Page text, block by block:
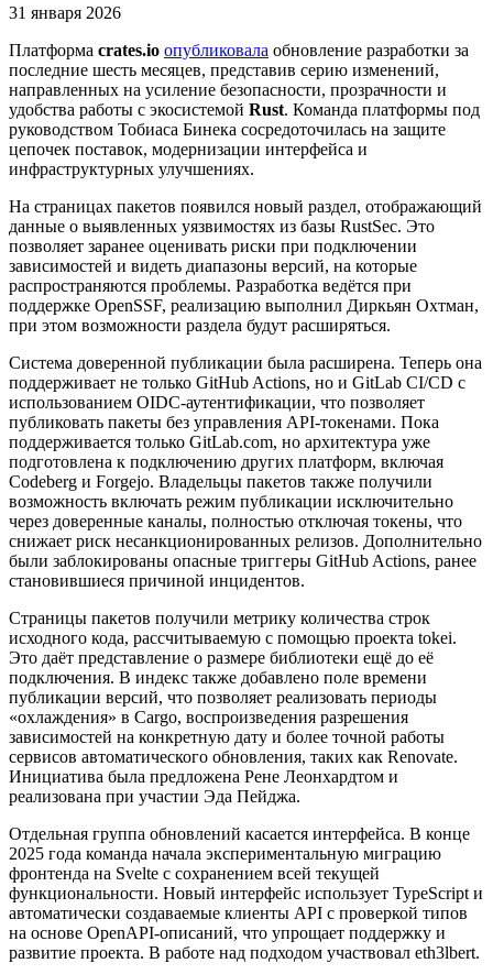
31 января 2026
Платформа crates.io опубликовала обновление разработки за
последние шесть месяцев, представив серию изменений,
направленных на усиление безопасности, прозрачности и
удобства работы с экосистемой Rust. Команда платформы под
руководством Тобиаса Бинека сосредоточилась на защите
цепочек поставок, модернизации интерфейса и
инфраструктурных улучшениях.
На страницах пакетов появился новый раздел, отображающий
данные о выявленных уязвимостях из базы RustSec. Это
позволяет заранее оценивать риски при подключении
зависимостей и видеть диапазоны версий, на которые
распространяются проблемы. Разработка ведётся при
поддержке OpenSSF, реализацию выполнил Диркьян Охтман,
при этом возможности раздела будут расширяться.
Система доверенной публикации была расширена. Теперь она
поддерживает не только GitHub Actions, но и GitLab CI/CD с
использованием OIDC-аутентификации, что позволяет
публиковать пакеты без управления API-токенами. Пока
поддерживается только GitLab.com, но архитектура уже
подготовлена к подключению других платформ, включая
Codeberg и Forgejo. Владельцы пакетов также получили
возможность включать режим публикации исключительно
через доверенные каналы, полностью отключая токены, что
снижает риск несанкционированных релизов. Дополнительно
были заблокированы опасные триггеры GitHub Actions, ранее
становившиеся причиной инцидентов.
Страницы пакетов получили метрику количества строк
исходного кода, рассчитываемую с помощью проекта tokei.
Это даёт представление о размере библиотеки ещё до её
подключения. В индекс также добавлено поле времени
публикации версий, что позволяет реализовать периоды
«охлаждения» в Cargo, воспроизведения разрешения
зависимостей на конкретную дату и более точной работы
сервисов автоматического обновления, таких как Renovate.
Инициатива была предложена Рене Леонхардтом и
реализована при участии Эда Пейджа.
Отдельная группа обновлений касается интерфейса. В конце
2025 года команда начала экспериментальную миграцию
фронтенда на Svelte с сохранением всей текущей
функциональности. Новый интерфейс использует TypeScript и
автоматически создаваемые клиенты API с проверкой типов
на основе OpenAPI-описаний, что упрощает поддержку и
развитие проекта. В работе над подходом участвовал eth3lbert.